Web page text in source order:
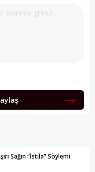
Sağın “İstila” Söylemi